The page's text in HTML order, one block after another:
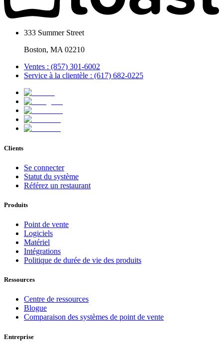
333 Summer Street
Boston, MA 02210
Ventes : (857) 301-6002
Service à la clientèle : (617) 682-0225
Clients
Se connecter
Statut du système
Référez un restaurant
Produits
Point de vente
Logiciels
Matériel
Intégrations
Politique de durée de vie des produits
Ressources
Centre de ressources
Blogue
Comparaison des systèmes de point de vente
Entreprise